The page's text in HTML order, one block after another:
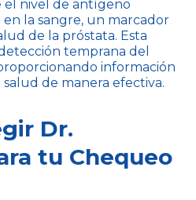
el nivel de antígeno
la sangre, un marcador
de la próstata. Esta
temprana del
información
de manera efectiva.
Dr.
tu Chequeo